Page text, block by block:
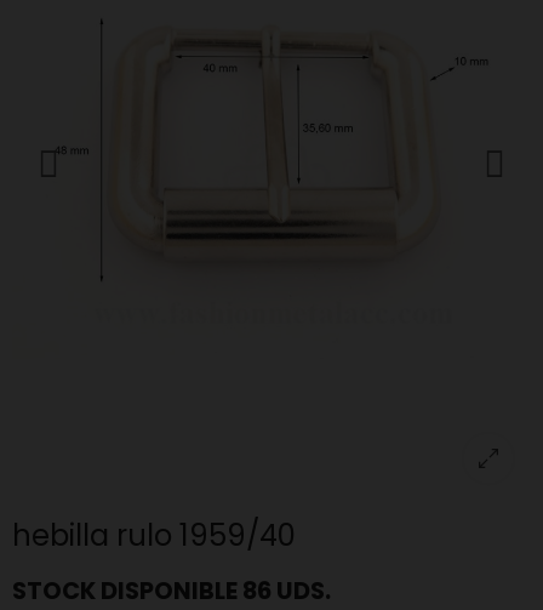
hebilla rulo 1959/40
STOCK DISPONIBLE 86 UDS.